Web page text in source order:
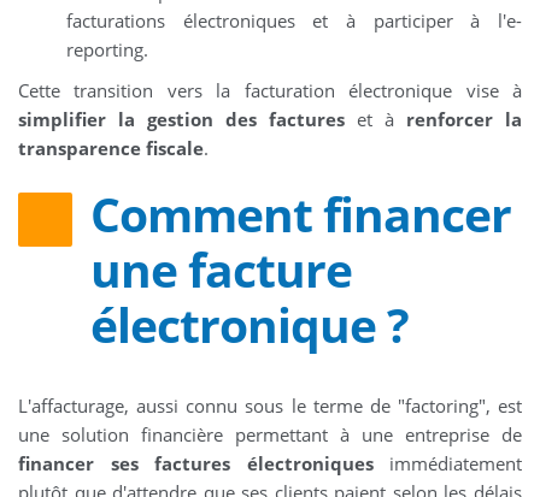
facturations électroniques et à participer à l'e-
reporting.
Cette transition vers la facturation électronique vise à
simplifier la gestion des factures et à renforcer la
transparence fiscale.
Comment financer
une facture
électronique ?
L'affacturage, aussi connu sous le terme de "factoring", est
une solution financière permettant à une entreprise de
financer ses factures électroniquesimmédiatement
plutôt que d'attendre que ses clients paient selon les délais